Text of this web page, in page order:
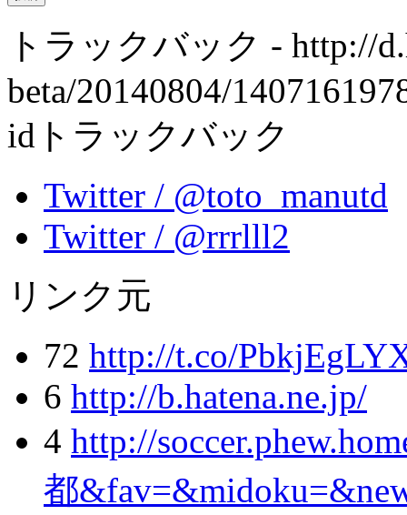
トラックバック - http://
beta/20140804/
idトラックバック
Twitter / @toto_manutd
Twitter / @rrrlll2
リンク元
72 http://t.co/
6 http://b.hatena.ne.jp/
4 http://
都